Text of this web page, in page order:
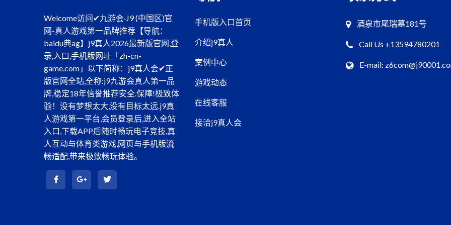
Welcome访问✔九游会·J9 (中国区)官
网-真人游戏第一品牌推荐【导航：
baidu典ag】j9真人2026最新版官网,登
录,入口,手机版网址「zh-cn-
game.com」以下简称：j9真人会✔正
版官网全站,全称:j9九游会真人第一品
牌,稳定18年信誉推荐安全.保障!极致体
验！没有梦想太大,没有目标太远.j9真
人游戏第一平台,会员登录后,进入全站
入口,下载APP后随时畅玩电子竞技,真
人互动与体育类游戏,网页与手机版流
畅适配,带来极致畅玩体验。
手机版入口首页
介绍j9真人
案例中心
游戏动态
在线客服
接洽j9真人会
酒泉市尾瑞墓181号
Call Us +13594780201
E-mail: